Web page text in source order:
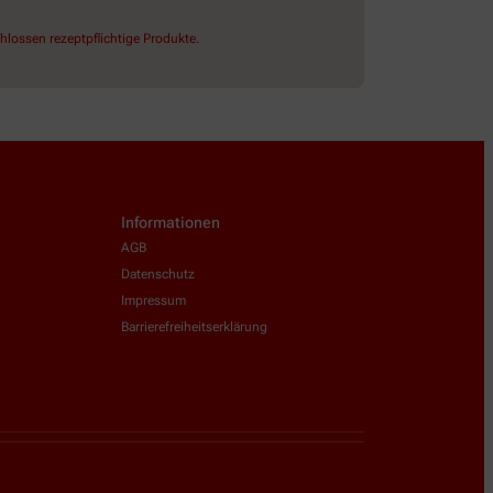
rezeptpflichtige Produkte.
Informationen
AGB
Datenschutz
Impressum
Barrierefreiheitserklärung